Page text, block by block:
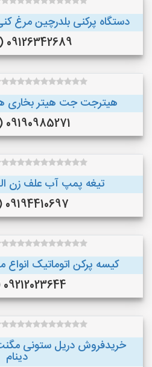
دستگاه پرکنی بلدرچین مرغ
09126342689 (زاهدان )
هیترجت جت هیتر بخاری
09190985271 (سمنان )
تیغه پمپ آب علف زن
09194410697 (زنجان )
کیسه پرکن اتوماتیک انواع
09212023644 (اهواز )
خریدفروش دریل ستونی
دینام